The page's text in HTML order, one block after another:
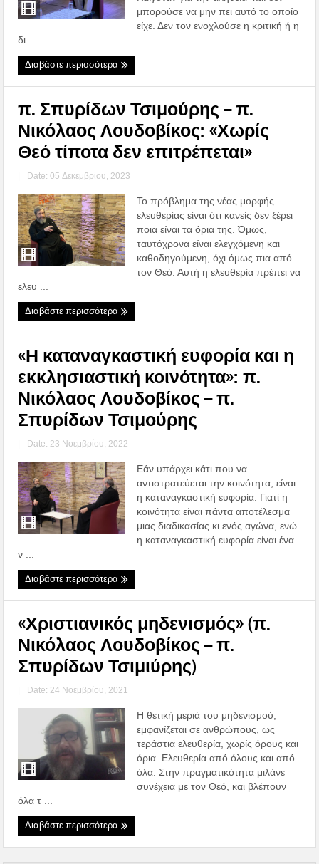
μπορούσε να μην πει αυτό το οποίο
είχε. Δεν τον ενοχλούσε η κριτική ή η
δι ...
Διαβάστε περισσότερα
π. Σπυρίδων Τσιμούρης – π.
Νικόλαος Λουδοβίκος: «Χωρίς
Θεό τίποτα δεν επιτρέπεται»
| Date: 05 Δεκεμβρίου, 2023
Το πρόβλημα της νέας μορφής
ελευθερίας είναι ότι κανείς δεν ξέρει
ποια είναι τα όρια της. Όμως,
ταυτόχρονα είναι ελεγχόμενη και
καθοδηγούμενη, όχι όμως πια από
τον Θεό. Αυτή η ελευθερία πρέπει να
ελευ ...
Διαβάστε περισσότερα
«Η καταναγκαστική ευφορία και η
εκκλησιαστική κοινότητα»: π.
Νικόλαος Λουδοβίκος – π.
Σπυρίδων Τσιμούρης
| Date: 23 Νοεμβρίου, 2022
Εάν υπάρχει κάτι που να
αντιστρατεύεται την κοινότητα, είναι
η καταναγκαστική ευφορία. Γιατί η
κοινότητα είναι πάντα αποτέλεσμα
μιας διαδικασίας κι ενός αγώνα, ενώ
η καταναγκαστική ευφορία είναι ένα
ν ...
Διαβάστε περισσότερα
«Χριστιανικός μηδενισμός» (π.
Νικόλαος Λουδοβίκος – π.
Σπυρίδων Τσιμιύρης)
| Date: 24 Νοεμβρίου, 2021
Η θετική μεριά του μηδενισμού,
εμφανίζεται σε ανθρώπους, ως
τεράστια ελευθερία, χωρίς όρους και
όρια. Ελευθερία από όλους και από
όλα. Στην πραγματικότητα μιλάνε
συνέχεια με τον Θεό, και βλέπουν
όλα τ ...
Διαβάστε περισσότερα